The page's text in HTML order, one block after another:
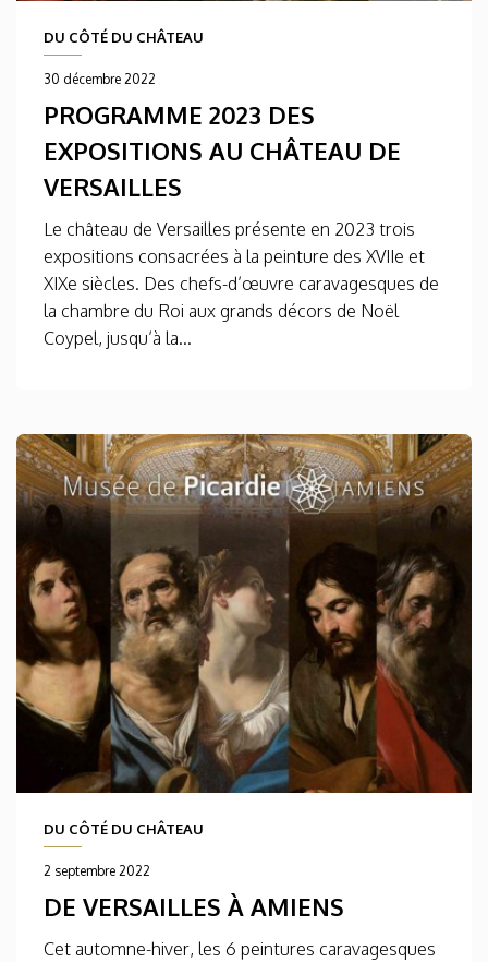
DU CÔTÉ DU CHÂTEAU
30 décembre 2022
PROGRAMME 2023 DES
EXPOSITIONS AU CHÂTEAU DE
VERSAILLES
Le château de Versailles présente en 2023 trois
expositions consacrées à la peinture des XVIIe et
XIXe siècles. Des chefs-d’œuvre caravagesques de
la chambre du Roi aux grands décors de Noël
Coypel, jusqu’à la...
DU CÔTÉ DU CHÂTEAU
2 septembre 2022
DE VERSAILLES À AMIENS
Cet automne-hiver, les 6 peintures caravagesques